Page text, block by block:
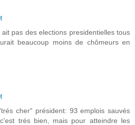
pas des elections presidentielles tous
beaucoup moins de chômeurs en
cher" président: 93 emplois sauvés
trés bien, mais pour atteindre les